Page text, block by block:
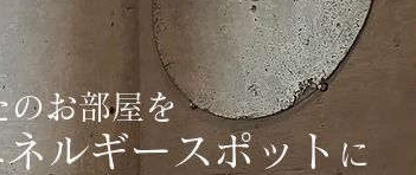
のお部屋を
ルギー スポット に